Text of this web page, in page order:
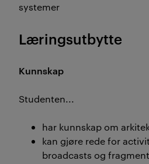
systemer
Læringsutbytte
Kunnskap
Studenten...
har kunnskap om
kan gjøre rede for
broadcasts og